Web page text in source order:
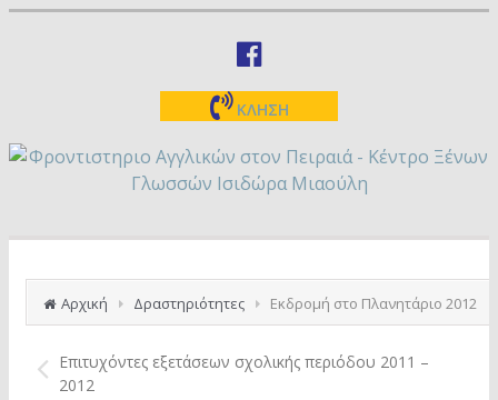
ΚΛΗΣΗ
Αρχική Δραστηριότητες Εκδρομή στο Πλανητάριο 2012
Επιτυχόντες εξετάσεων σχολικής περιόδου 2011 –
2012